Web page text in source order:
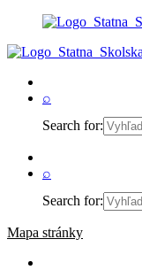
⌕
Search for:
⌕
Search for:
Mapa stránky